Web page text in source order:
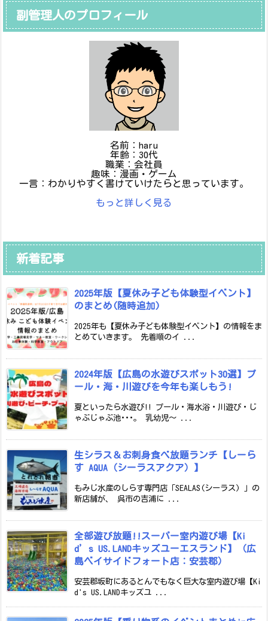
副管理人のプロフィール
名前：haru
年齢：30代
職業：会社員
趣味：漫画・ゲーム
一言：わかりやすく書けていけたらと思っています。
もっと詳しく見る
新着記事
2025年版【夏休み子ども体験型イベント】
のまとめ(随時追加)
2025年も【夏休み子ども体験型イベント】の情報をま
とめていきます。 先着順のイ ...
2024年版【広島の水遊びスポット30選】プ
ール・海・川遊びを今年も楽しもう!
夏といったら水遊び!! プール・海水浴・川遊び・じ
ゃぶじゃぶ池･･･。 乳幼児～ ...
生シラス＆お刺身食べ放題ランチ【しーら
す AQUA（シーラスアクア）】
もみじ水産のしらす専門店「SEALAS(シーラス) 」の
新店舗が、 呉市の吉浦に ...
全部遊び放題!!スーパー室内遊び場【Ki
d’s US.LANDキッズユーエスランド】（広
島ベイサイドフォート店：安芸郡）
安芸郡坂町にあるとんでもなく巨大な室内遊び場【Ki
d's US.LANDキッズユ ...